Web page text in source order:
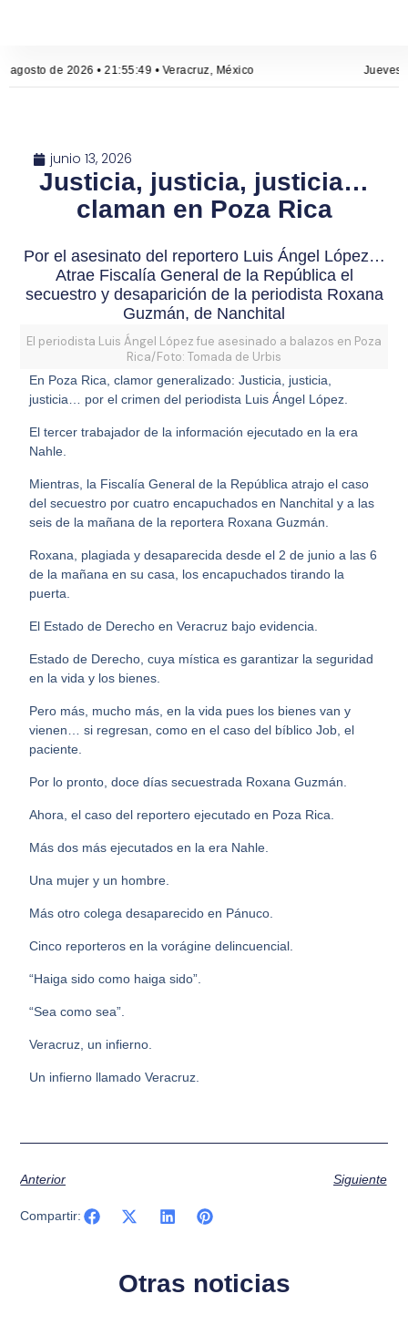
agosto de 2026 • 21:55:50 • Veracruz, México Jueves,
junio 13, 2026
Justicia, justicia, justicia…
claman en Poza Rica
Por el asesinato del reportero Luis Ángel López…
Atrae Fiscalía General de la República el
secuestro y desaparición de la periodista Roxana
Guzmán, de Nanchital
El periodista Luis Ángel López fue asesinado a balazos en Poza
Rica/Foto: Tomada de Urbis
En Poza Rica, clamor generalizado: Justicia, justicia,
justicia… por el crimen del periodista Luis Ángel López.
El tercer trabajador de la información ejecutado en la era
Nahle.
Mientras, la Fiscalía General de la República atrajo el caso
del secuestro por cuatro encapuchados en Nanchital y a las
seis de la mañana de la reportera Roxana Guzmán.
Roxana, plagiada y desaparecida desde el 2 de junio a las 6
de la mañana en su casa, los encapuchados tirando la
puerta.
El Estado de Derecho en Veracruz bajo evidencia.
Estado de Derecho, cuya mística es garantizar la seguridad
en la vida y los bienes.
Pero más, mucho más, en la vida pues los bienes van y
vienen… si regresan, como en el caso del bíblico Job, el
paciente.
Por lo pronto, doce días secuestrada Roxana Guzmán.
Ahora, el caso del reportero ejecutado en Poza Rica.
Más dos más ejecutados en la era Nahle.
Una mujer y un hombre.
Más otro colega desaparecido en Pánuco.
Cinco reporteros en la vorágine delincuencial.
“Haiga sido como haiga sido”.
“Sea como sea”.
Veracruz, un infierno.
Un infierno llamado Veracruz.
Anterior Siguiente
Compartir:
Otras noticias